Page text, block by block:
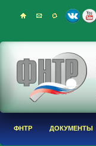
ФНТР ДОКУМЕНТЫ